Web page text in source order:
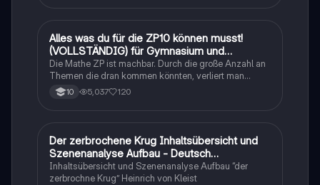
Mathe
Alles was du für die ZP10 können musst!
(VOLLSTÄNDIG) für Gymnasium und
Realschule
Die Mathe ZP ist machbar. Durch die große Anzahl an
Themen die dran kommen könnten, verliert man
schnell den Überblick. Also habe ich von den kleinsten
Themen bis hin zu den größten alles
10 5,037 120
Deutsch
Der zerbrochene Krug Inhaltsübersicht und
Szenenanalyse Aufbau - Deutsch
Q1/Q2/Abitur
Inhaltsübersicht und Szenenanalyse Aufbau “der
zerbrochne Krug” Heinrich von Kleist